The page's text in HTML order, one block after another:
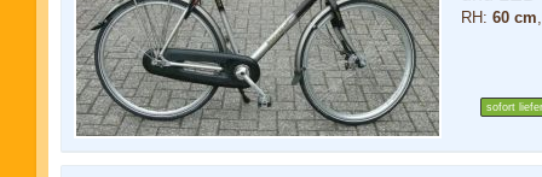
RH: 60 cm
sofort